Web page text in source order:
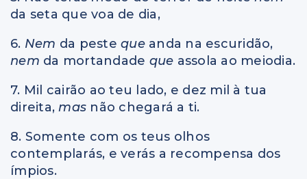
da seta que voa de dia,
6. Nem da peste que anda na escuridão,
nem da mortandade que assola ao meiodia.
7. Mil cairão ao teu lado, e dez mil à tua
direita,mas não chegará a ti.
8. Somente com os teus olhos
contemplarás, e verás a recompensa dos
ímpios.